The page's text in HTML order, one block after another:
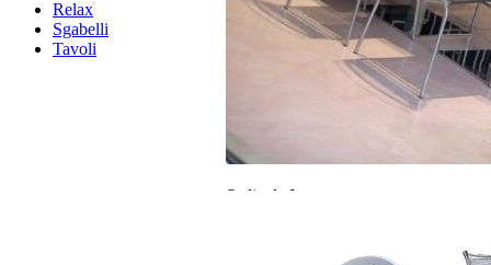
Relax
Sgabelli
Tavoli
Sedie da Interno